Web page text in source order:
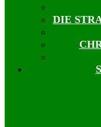
DIE